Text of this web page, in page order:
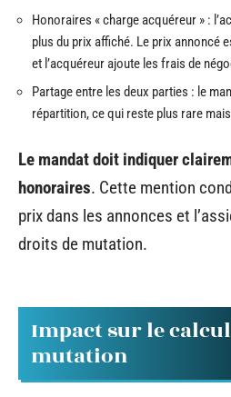
Honoraires « charge acquéreur » :
plus du prix affiché. Le prix annoncé
et l’acquéreur ajoute les frais de
Partage entre les deux parties : le
répartition, ce qui reste plus rare
Le mandat doit indiquer
honoraires. Cette mention
prix dans les annonces et
droits de mutation.
Impact sur le
mutation